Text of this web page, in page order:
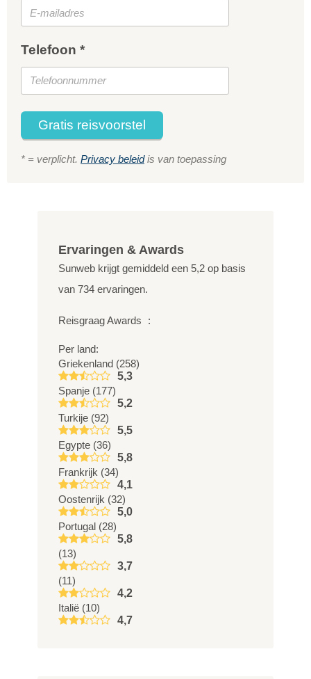
Telefoon *
Gratis reisvoorstel
* = verplicht. Privacy beleidis van toepassing
Ervaringen & Awards
Sunweb krijgt gemiddeld een 5,2 op basis
van 734 ervaringen.
Reisgraag Awards :
Per land:
Griekenland (258)
5,3
Spanje (177)
5,2
Turkije (92)
5,5
Egypte (36)
5,8
Frankrijk (34)
4,1
Oostenrijk (32)
5,0
Portugal (28)
5,8
(13)
3,7
(11)
4,2
Italië (10)
4,7